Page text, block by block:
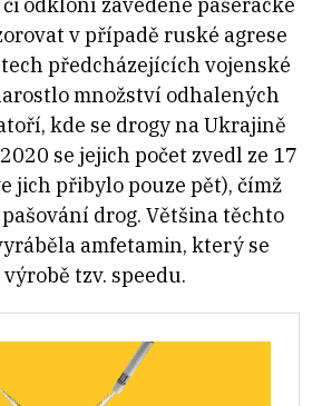
odkloní zavedené pašerácké
v případě ruské agrese
předcházejících vojenské
množství odhalených
kde se drogy na Ukrajině
se jejich počet zvedl ze 17
jich přibylo pouze pět), čímž
drog. Většina těchto
amfetamin, který se
tzv. speedu.